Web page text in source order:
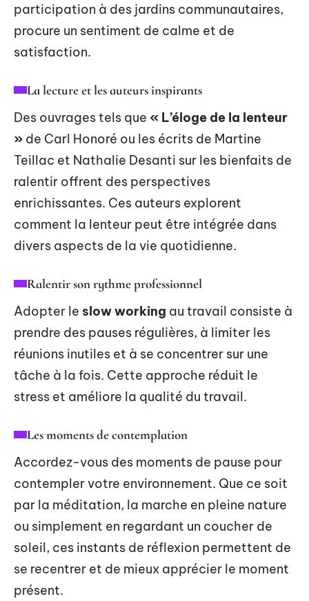
participation à des jardins communautaires,
procure un sentiment de calme et de
satisfaction.
La lecture et les auteurs inspirants
Des ouvrages tels que « L’éloge de la lenteur
» de Carl Honoré ou les écrits de Martine
Teillac et Nathalie Desanti sur les bienfaits de
ralentir offrent des perspectives
enrichissantes. Ces auteurs explorent
comment la lenteur peut être intégrée dans
divers aspects de la vie quotidienne.
Ralentir son rythme professionnel
Adopter le slow working au travail consiste à
prendre des pauses régulières, à limiter les
réunions inutiles et à se concentrer sur une
tâche à la fois. Cette approche réduit le
stress et améliore la qualité du travail.
Les moments de contemplation
Accordez-vous des moments de pause pour
contempler votre environnement. Que ce soit
par la méditation, la marche en pleine nature
ou simplement en regardant un coucher de
soleil, ces instants de réflexion permettent de
se recentrer et de mieux apprécier le moment
présent.